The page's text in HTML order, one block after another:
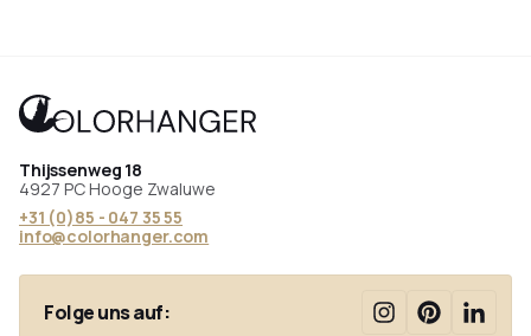
Thijssenweg 18
4927 PC Hooge Zwaluwe
+31 (0)85 - 047 35 55
info@colorhanger.com
Folge uns auf: